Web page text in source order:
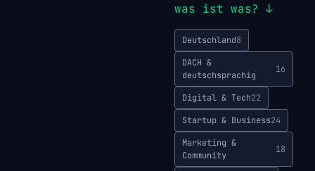
was ist was? ↓
Deutschland8
DACH &
deutschsprachig
16
Digital & Tech22
Startup & Business24
Marketing &
Community
18